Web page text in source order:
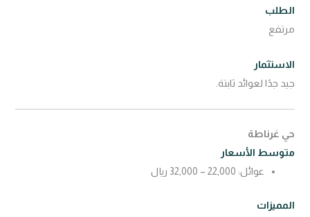
الطلب
مرتفع
الاستثمار
جيد جدًا لعوائد ثابتة.
حي غرناطة
متوسط الأسعار
عوائل: 22,000 – 32,000 ريال
المميزات